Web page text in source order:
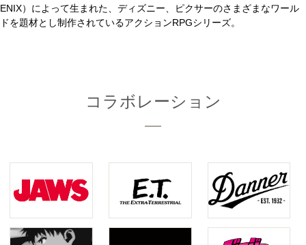
ENIX）によって生まれた、ディズニー、ピクサーのさまざまなワール
ドを題材とし制作されているアクションRPGシリーズ。
コラボレーション